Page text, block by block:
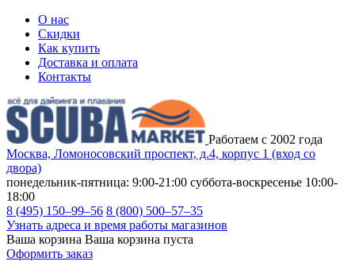
О нас
Скидки
Как купить
Доставка и оплата
Контакты
Работаем с 2002 года
Москва, Ломоносовский проспект, д.4, корпус 1 (вход со
двора)
понедельник-пятница: 9:00-21:00 суббота-воскресенье 10:00-
18:00
8 (495) 150–99–56 8 (800) 500–57–35
Узнать адреса и время работы магазинов
Ваша корзина Ваша корзина пуста
Оформить заказ